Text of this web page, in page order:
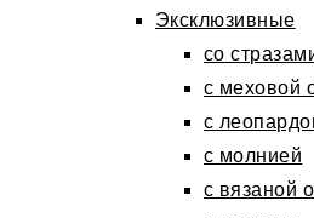
Эксклюзивные
со
с меховой
с
с молнией
с вязаной